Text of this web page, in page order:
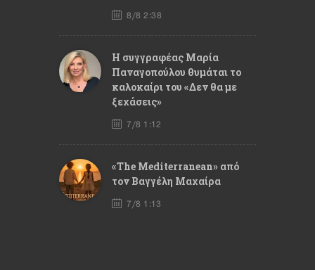
8/8 2:38
Η συγγραφέας Μαρία
Παναγοπούλου θυμάται το
καλοκαίρι του «Δεν θα με
ξεχάσεις»
7/8 1:12
«The Mediterranean» από
τον Βαγγέλη Μαχαίρα
7/8 1:13